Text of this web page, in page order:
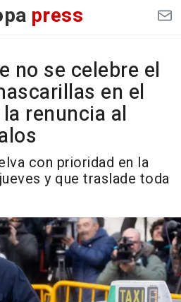
press
no se celebre el
en el
renuncia al
con prioridad en la
y que traslade toda